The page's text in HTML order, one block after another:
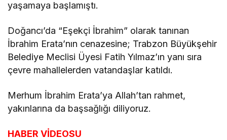
yaşamaya başlamıştı.
Doğancı’da “Eşekçi İbrahim” olarak tanınan
İbrahim Erata’nın cenazesine; Trabzon Büyükşehir
Belediye Meclisi Üyesi Fatih Yılmaz’ın yanı sıra
çevre mahallelerden vatandaşlar katıldı.
Merhum İbrahim Erata’ya Allah’tan rahmet,
yakınlarına da başsağlığı diliyoruz.
HABER VİDEOSU